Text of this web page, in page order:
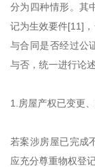
分为四种情形。其
记为生效要件[11]
与合同是否经过公
与否，统一进行论述
1.房屋产权已变更
若案涉房屋已完成
应充分尊重物权登